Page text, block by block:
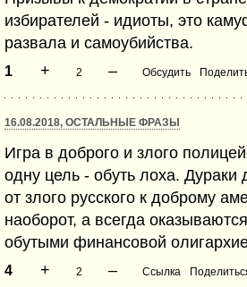
избирателей - идиоты, это
развала и самоубийства.
1 + 2 – Обсудить
16.08.2018, ОСТАЛЬНЫЕ ФРАЗЫ
Игра в доброго и злого
одну цель - обуть лоха. Дураки
от злого русского к доброму
наоборот, а всегда
обутыми финансовой
4 + 2 – Ссылка